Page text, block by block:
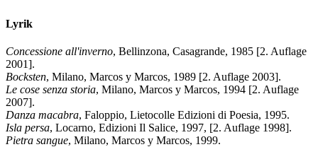
Lyrik
Concessione all'inverno, Bellinzona, Casagrande, 1985 [2. Auflage
2001].
Bocksten, Milano, Marcos y Marcos, 1989 [2. Auflage 2003].
Le cose senza storia, Milano, Marcos y Marcos, 1994 [2. Auflage
2007].
Danza macabra, Faloppio, Lietocolle Edizioni di Poesia, 1995.
Isla persa, Locarno, Edizioni Il Salice, 1997, [2. Auflage 1998].
Pietra sangue, Milano, Marcos y Marcos, 1999.